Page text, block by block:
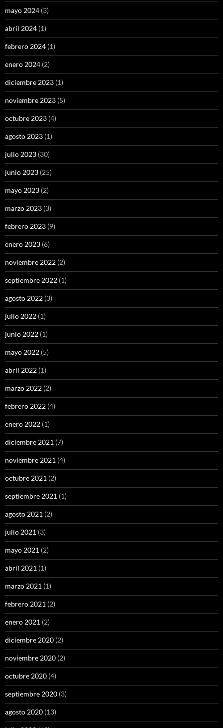
mayo 2024 (3)
abril 2024 (1)
febrero 2024 (1)
enero 2024 (2)
diciembre 2023 (1)
noviembre 2023 (5)
octubre 2023 (4)
agosto 2023 (1)
julio 2023 (30)
junio 2023 (25)
mayo 2023 (2)
marzo 2023 (3)
febrero 2023 (9)
enero 2023 (6)
noviembre 2022 (2)
septiembre 2022 (1)
agosto 2022 (3)
julio 2022 (1)
junio 2022 (1)
mayo 2022 (5)
abril 2022 (1)
marzo 2022 (2)
febrero 2022 (4)
enero 2022 (1)
diciembre 2021 (7)
noviembre 2021 (4)
octubre 2021 (2)
septiembre 2021 (1)
agosto 2021 (2)
julio 2021 (3)
mayo 2021 (2)
abril 2021 (1)
marzo 2021 (1)
febrero 2021 (2)
enero 2021 (2)
diciembre 2020 (2)
noviembre 2020 (2)
octubre 2020 (4)
septiembre 2020 (3)
agosto 2020 (13)